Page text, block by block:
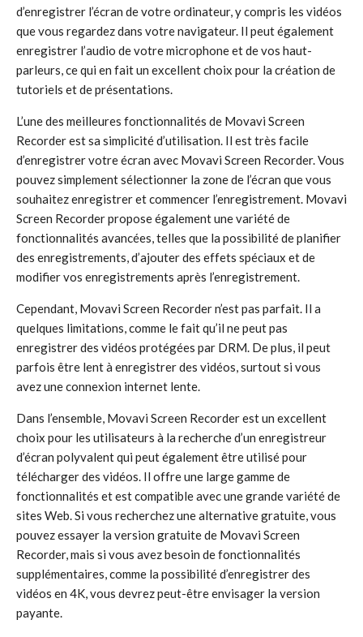
d’enregistrer l’écran de votre ordinateur, y compris les vidéos
que vous regardez dans votre navigateur. Il peut également
enregistrer l’audio de votre microphone et de vos haut-
parleurs, ce qui en fait un excellent choix pour la création de
tutoriels et de présentations.
L’une des meilleures fonctionnalités de Movavi Screen
Recorder est sa simplicité d’utilisation. Il est très facile
d’enregistrer votre écran avec Movavi Screen Recorder. Vous
pouvez simplement sélectionner la zone de l’écran que vous
souhaitez enregistrer et commencer l’enregistrement. Movavi
Screen Recorder propose également une variété de
fonctionnalités avancées, telles que la possibilité de planifier
des enregistrements, d’ajouter des effets spéciaux et de
modifier vos enregistrements après l’enregistrement.
Cependant, Movavi Screen Recorder n’est pas parfait. Il a
quelques limitations, comme le fait qu’il ne peut pas
enregistrer des vidéos protégées par DRM. De plus, il peut
parfois être lent à enregistrer des vidéos, surtout si vous
avez une connexion internet lente.
Dans l’ensemble, Movavi Screen Recorder est un excellent
choix pour les utilisateurs à la recherche d’un enregistreur
d’écran polyvalent qui peut également être utilisé pour
télécharger des vidéos. Il offre une large gamme de
fonctionnalités et est compatible avec une grande variété de
sites Web. Si vous recherchez une alternative gratuite, vous
pouvez essayer la version gratuite de Movavi Screen
Recorder, mais si vous avez besoin de fonctionnalités
supplémentaires, comme la possibilité d’enregistrer des
vidéos en 4K, vous devrez peut-être envisager la version
payante.